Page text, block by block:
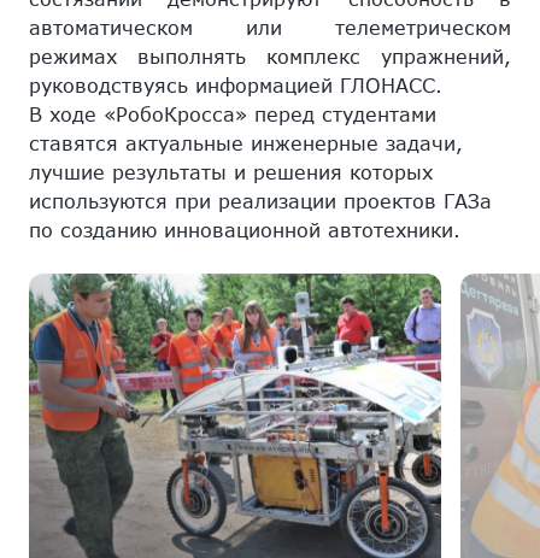
автоматическом или телеметрическом
режимах выполнять комплекс упражнений,
руководствуясь информацией ГЛОНАСС.
В ходе «РобоКросса» перед студентами
ставятся актуальные инженерные задачи,
лучшие результаты и решения которых
используются при реализации проектов ГАЗа
по созданию инновационной автотехники.